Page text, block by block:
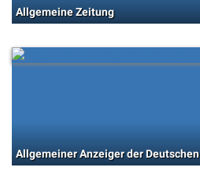
Allgemeine Zeitung
Allgemeiner Anzeiger der Deutschen